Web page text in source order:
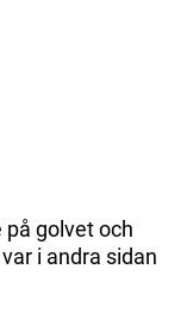
på golvet och
i andra sidan